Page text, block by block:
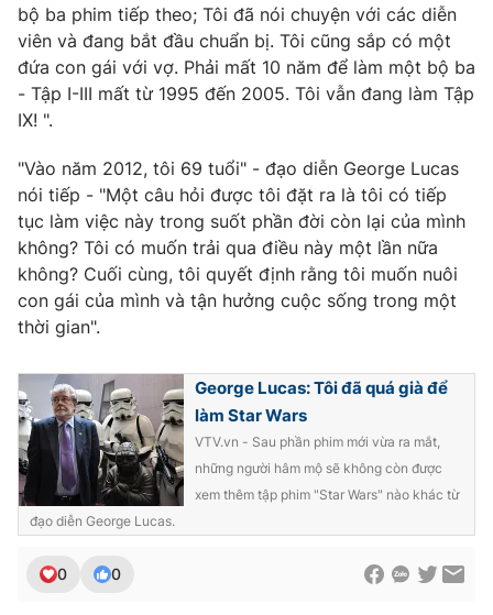
Tư vấn
Chuyên mục khác
Emagazine Podcast
Photo Infographic
Video Shorts video
VTV Money VTV Thể thao
Thị trường 24h Tấm lòng Việt
VTV4 Vươn mình bằng AI
VTV9 VTV8
bộ ba phim tiếp theo; Tôi đã nói chuyện với các diễn
viên và đang bắt đầu chuẩn bị. Tôi cũng sắp có một
đứa con gái với vợ. Phải mất 10 năm để làm một bộ ba
- Tập I-III mất từ ​​1995 đến 2005. Tôi vẫn đang làm Tập
IX! ".
"Vào năm 2012, tôi 69 tuổi" - đạo diễn George Lucas
nói tiếp - "Một câu hỏi được tôi đặt ra là tôi có tiếp
tục làm việc này trong suốt phần đời còn lại của mình
không? Tôi có muốn trải qua điều này một lần nữa
không? Cuối cùng, tôi quyết định rằng tôi muốn nuôi
con gái của mình và tận hưởng cuộc sống trong một
thời gian".
George Lucas: Tôi đã quá già để
làm Star Wars
VTV.vn - Sau phần phim mới vừa ra mắt,
những người hâm mộ sẽ không còn được
xem thêm tập phim "Star Wars" nào khác từ
đạo diễn George Lucas.
0 0